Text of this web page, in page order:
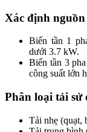
Xác định
Biến tần 1
dưới 3.7 kW.
Biến tần 3
công suất lớn
Phân loại tải sử
Tải nhẹ (quạt,